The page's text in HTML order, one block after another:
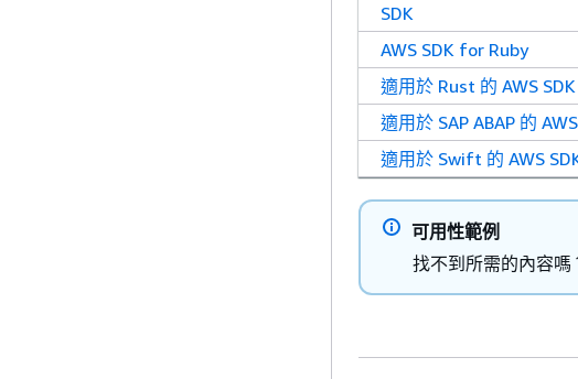
SDK
AWS SDK for Ruby
適用於 Rust 的 AWS SDK
適用於 SAP ABAP 的
適用於 Swift 的 AWS
可用性範例
找不到所需的內容嗎